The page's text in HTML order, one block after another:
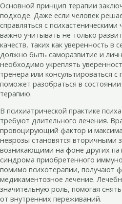
Основной принцип терапии
подходе. Даже если человек
справляться с
важно учитывать не только
качеств, таких как уверенность в
должно быть саморазвитие и
необходимо укреплять
тренера или консультироваться
поможет разобраться в
терапию.
В психиатрической практике
требуют длительного лечения.
провоцирующий фактор и
неврозы становятся вторичными
возникающими на фоне других
синдрома приобретенного
помимо психотерапии, получают
медикаментозное лечение.
значительную роль, помогая
от внутренних переживаний.